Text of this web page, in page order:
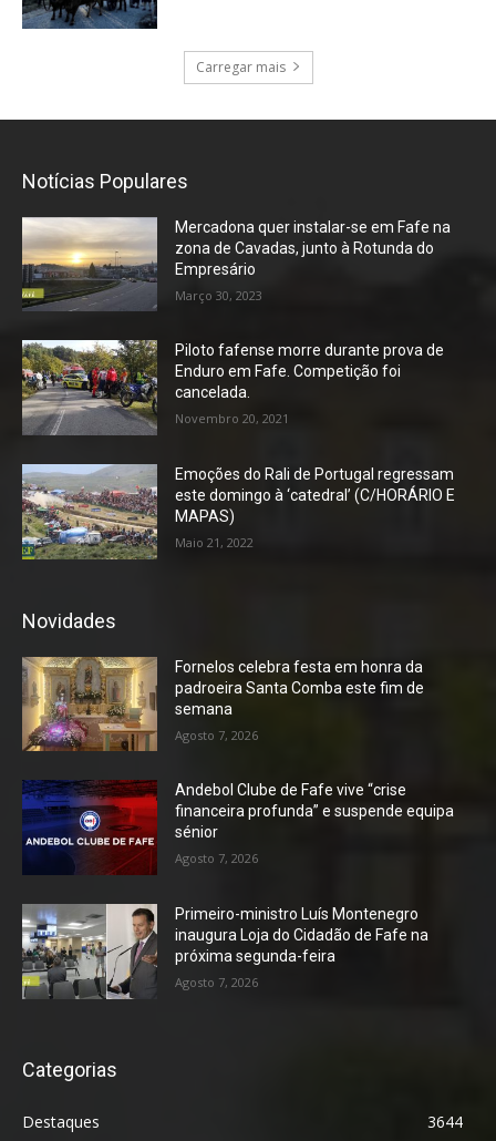
Carregar mais
Notícias Populares
Mercadona quer instalar-se em Fafe na
zona de Cavadas, junto à Rotunda do
Empresário
Março 30, 2023
Piloto fafense morre durante prova de
Enduro em Fafe. Competição foi
cancelada.
Novembro 20, 2021
Emoções do Rali de Portugal regressam
este domingo à ‘catedral’ (C/HORÁRIO E
MAPAS)
Maio 21, 2022
Novidades
Fornelos celebra festa em honra da
padroeira Santa Comba este fim de
semana
Agosto 7, 2026
Andebol Clube de Fafe vive “crise
financeira profunda” e suspende equipa
sénior
Agosto 7, 2026
Primeiro-ministro Luís Montenegro
inaugura Loja do Cidadão de Fafe na
próxima segunda-feira
Agosto 7, 2026
Categorias
Destaques
3644